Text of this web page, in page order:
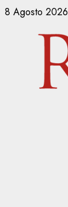
Vai
contenuto
8 Agosto 2026